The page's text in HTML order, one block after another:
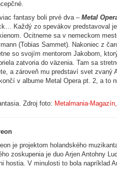
fantasy boli prvé dva – Metal
Každý zo spevákov predstavoval
Ocitneme sa v nemeckom
(Tobias Sammet). Nakoniec z
so svojím mentorom Jakobom,
zatvoria do väzenia. Tam sa
a zároveň mu predstaví svet zvaný
v albume Metal Opera pt. 2, a to
Zdroj foto: Metalmania-
je projektom holandského
zoskupenia je duo Arjen Antohny
hostia. V minulosti to bola napríklad